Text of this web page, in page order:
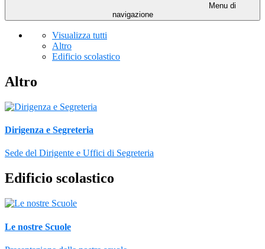
Menu di
navigazione
Visualizza tutti
Altro
Edificio scolastico
Altro
Dirigenza e Segreteria
Sede del Dirigente e Uffici di Segreteria
Edificio scolastico
Le nostre Scuole